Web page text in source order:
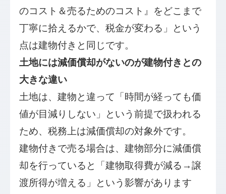
のコスト＆売るためのコスト』をどこまで
丁寧に拾えるかで、税金が変わる」という
点は建物付きと同じです。
土地には減価償却がないのが建物付きとの
大きな違い
土地は、建物と違って「時間が経っても価
値が目減りしない」という前提で扱われる
ため、税務上は減価償却の対象外です。
建物付きで売る場合は、建物部分に減価償
却を行っていると「建物取得費が減る→譲
渡所得が増える」という影響があります